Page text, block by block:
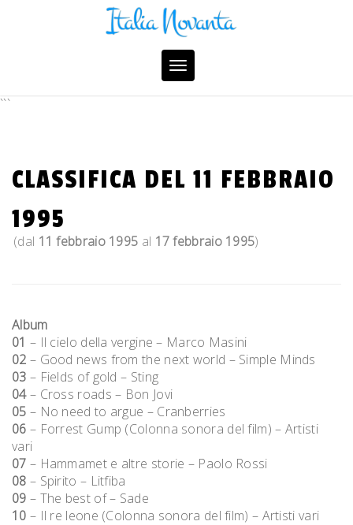
Toggle
navigation
```
CLASSIFICA DEL 11 FEBBRAIO
1995
(dal 11 febbraio 1995 al 17 febbraio 1995)
Album
01 – Il cielo della vergine – Marco Masini
02 – Good news from the next world – Simple Minds
03 – Fields of gold – Sting
04– Cross roads – Bon Jovi
05 – No need to argue – Cranberries
06 – Forrest Gump (Colonna sonora del film) – Artisti
vari
07 – Hammamet e altre storie – Paolo Rossi
08 – Spirito – Litfiba
09 – The best of – Sade
10 – Il re leone (Colonna sonora del film) – Artisti vari